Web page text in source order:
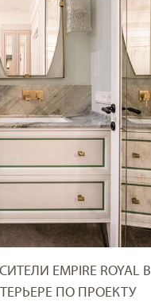
EMPIRE ROYAL В
ПО ПРОЕКТУ